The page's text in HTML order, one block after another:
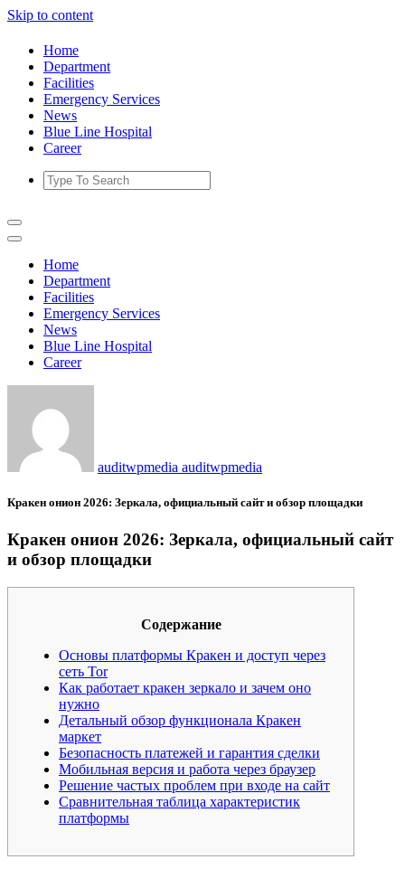
Skip to content
Home
Department
Facilities
Emergency Services
News
Blue Line Hospital
Career
Home
Department
Facilities
Emergency Services
News
Blue Line Hospital
Career
auditwpmedia auditwpmedia
Кракен онион 2026: Зеркала, официальный сайт и обзор площадки
Кракен онион 2026: Зеркала, официальный сайт
и обзор площадки
Содержание
Основы платформы Кракен и доступ через
сеть Tor
Как работает кракен зеркало и зачем оно
нужно
Детальный обзор функционала Кракен
маркет
Безопасность платежей и гарантия сделки
Мобильная версия и работа через браузер
Решение частых проблем при входе на сайт
Сравнительная таблица характеристик
платформы